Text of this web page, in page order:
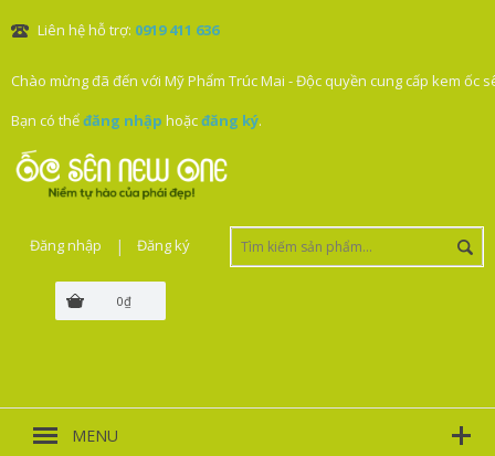
Liên hệ hỗ trợ: 0919 411 636
Chào mừng đã đến với Mỹ Phẩm Trúc Mai - Độc quyền cung cấp kem ốc
Bạn có thểđăng nhập hoặcđăng ký.
0₫
Đăng nhập | Đăng ký
MENU